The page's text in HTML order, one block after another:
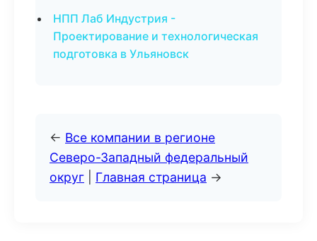
НПП Лаб Индустрия -
Проектирование и технологическая
подготовка в Ульяновск
← Все компании в регионе
Северо-Западный федеральный
округ
Главная страница →